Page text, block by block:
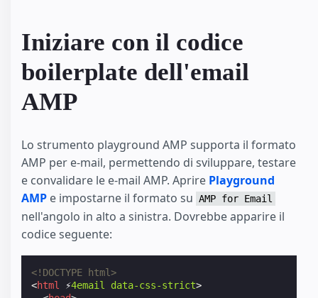
Iniziare con il codice
boilerplate dell'email
AMP
Lo strumento playground AMP supporta il formato
AMP per e-mail, permettendo di sviluppare, testare
e convalidare le e-mail AMP. Aprire Playground
AMP e impostarne il formato su AMP for Email
nell'angolo in alto a sinistra. Dovrebbe apparire il
codice seguente:
<!DOCTYPE html>
<html ⚡4email data-css-strict>